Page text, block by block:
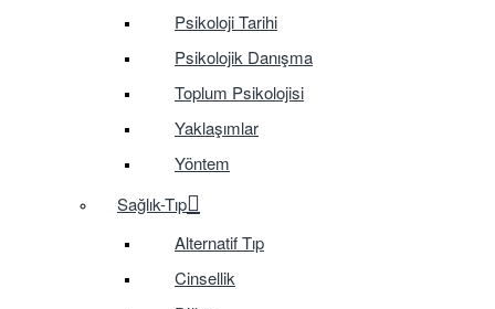
Psikoloji Tarihi
Psikolojik Danışma
Toplum Psikolojisi
Yaklaşımlar
Yöntem
Sağlık-Tıp
Alternatif Tıp
Cinsellik